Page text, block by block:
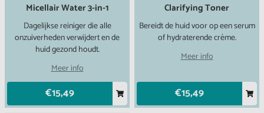
Micellair Water 3-in-1
Dagelijkse reiniger die alle
onzuiverheden verwijdert en de
huid gezond houdt.
Meer info
€15,49
Clarifying Toner
Bereidt de huid voor op een serum
of hydraterende crème.
Meer info
€15,49